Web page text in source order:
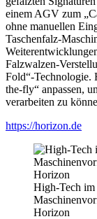
einem AGV zum
ohne manuellen
Taschenfalz-
Falzwalzen-
Fold“-Technologie.
the-fly“ anpassen,
verarbeiten zu
https://horizon.de
High-Tech im
Horizon